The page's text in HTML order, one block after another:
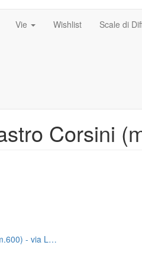
Vie Wishlist Scale di
Corsini
- via L…